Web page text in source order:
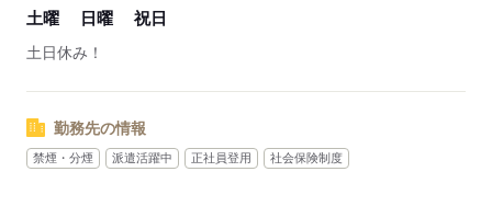
土曜 日曜 祝日
土日休み！
勤務先の情報
禁煙・分煙 派遣活躍中 正社員登用 社会保険制度